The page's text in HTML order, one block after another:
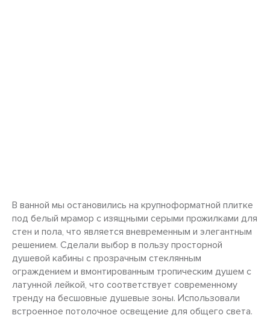
В ванной мы остановились на крупноформатной плитке
под белый мрамор с изящными серыми прожилками для
стен и пола, что является вневременным и элегантным
решением. Сделали выбор в пользу просторной
душевой кабины с прозрачным стеклянным
ограждением и вмонтированным тропическим душем с
латунной лейкой, что соответствует современному
тренду на бесшовные душевые зоны. Использовали
встроенное потолочное освещение для общего света.